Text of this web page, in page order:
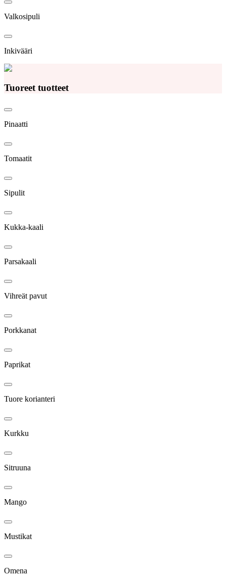
Valkosipuli
Inkivääri
Tuoreet tuotteet
Pinaatti
Tomaatit
Sipulit
Kukka-kaali
Parsakaali
Vihreät pavut
Porkkanat
Paprikat
Tuore korianteri
Kurkku
Sitruuna
Mango
Mustikat
Omena